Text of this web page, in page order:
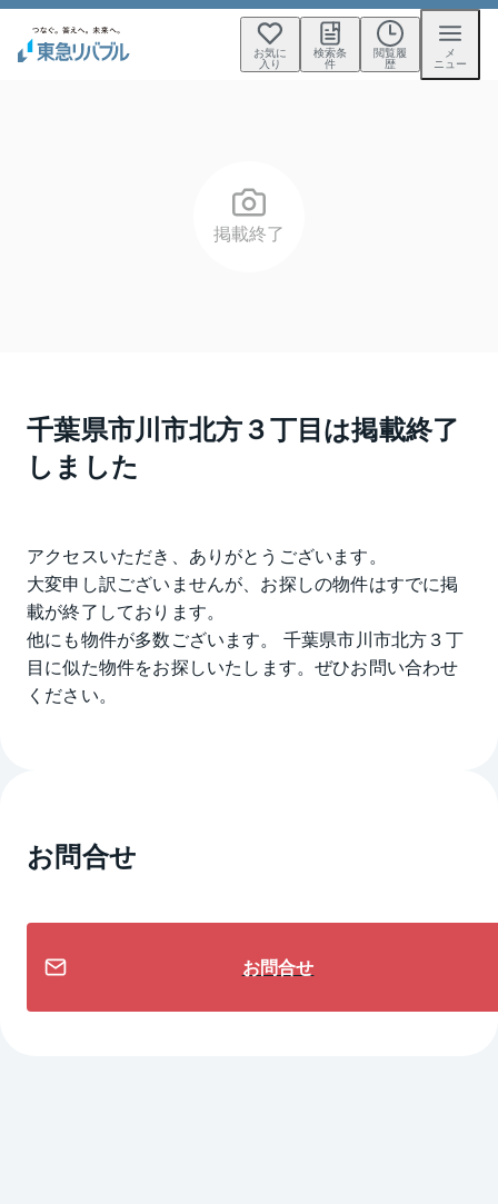
お気に
入り
検索条
件
閲覧履
歴
メ
ニュー
掲載終了
千葉県市川市北方３丁目は掲載終了
しました
アクセスいただき、ありがとうございます。
大変申し訳ございませんが、お探しの物件はすでに掲
載が終了しております。
他にも物件が多数ございます。 千葉県市川市北方３丁
目に似た物件をお探しいたします。ぜひお問い合わせ
ください。
お問合せ
お問合せ